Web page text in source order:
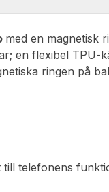
med en magnetisk
en flexibel TPU-
ringen på
till telefonens